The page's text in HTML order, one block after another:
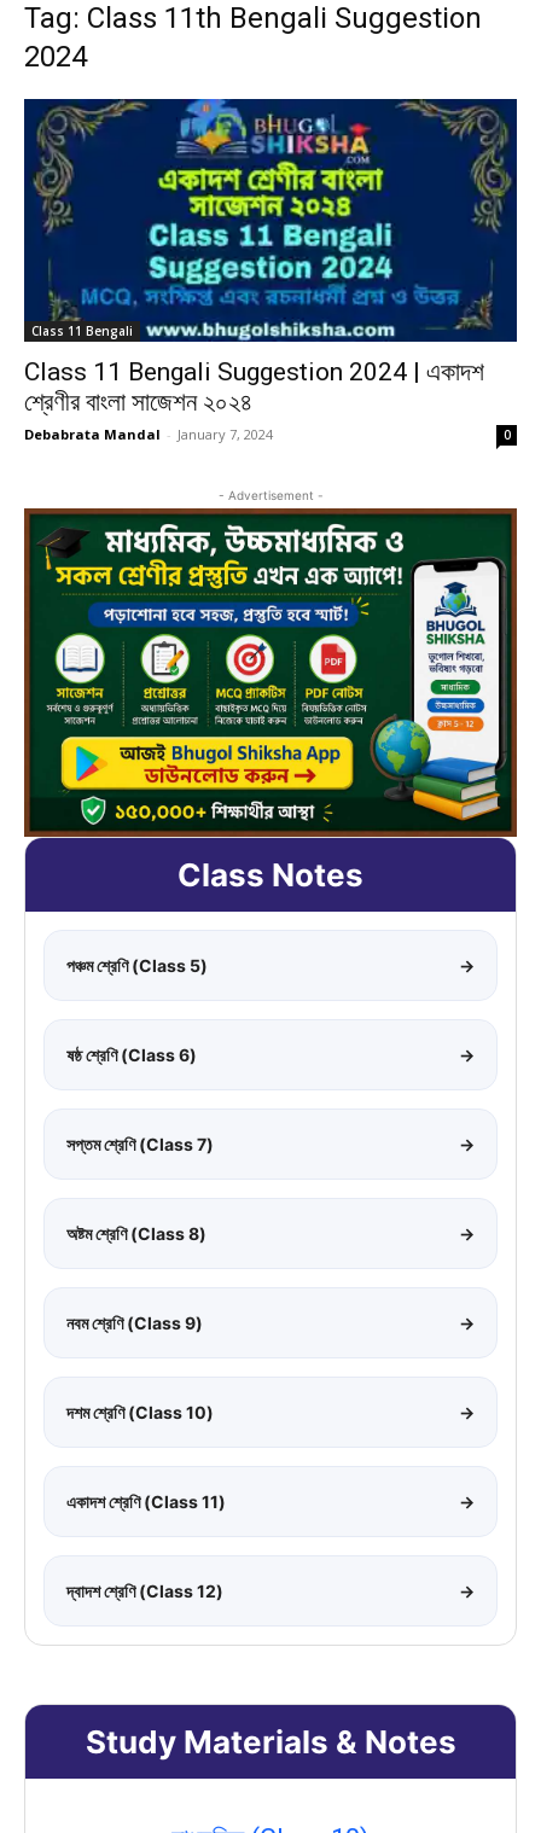
Tag: Class 11th Bengali Suggestion
2024
Class 11 Bengali
Class 11 Bengali Suggestion 2024 | একাদশ
শ্রেণীর বাংলা সাজেশন ২০২৪
Debabrata Mandal - January 7, 2024 0
- Advertisement -
Class Notes
পঞ্চম শ্রেণি (Class 5) →
ষষ্ঠ শ্রেণি (Class 6) →
সপ্তম শ্রেণি (Class 7) →
অষ্টম শ্রেণি (Class 8) →
নবম শ্রেণি (Class 9) →
দশম শ্রেণি (Class 10) →
একাদশ শ্রেণি (Class 11) →
দ্বাদশ শ্রেণি (Class 12) →
Study Materials & Notes